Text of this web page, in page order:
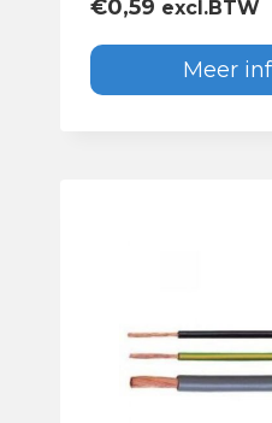
€0,59 excl.BTW
Meer